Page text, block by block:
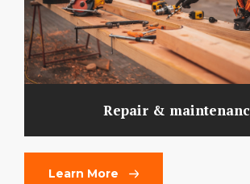
Repair &
Learn More